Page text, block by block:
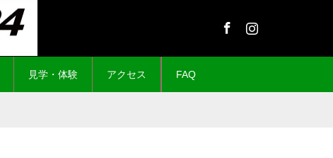
見学・体験 アクセス FAQ